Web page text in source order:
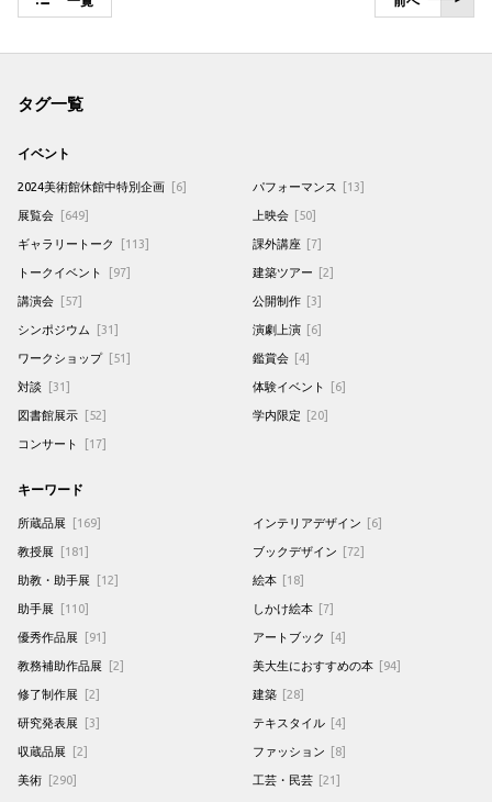
タグ一覧
イベント
2024美術館休館中特別企画 [6]
展覧会 [649]
ギャラリートーク [113]
トークイベント [97]
講演会 [57]
シンポジウム [31]
ワークショップ [51]
対談 [31]
図書館展示 [52]
コンサート [17]
パフォーマンス [13]
上映会 [50]
課外講座 [7]
建築ツアー [2]
公開制作 [3]
演劇上演 [6]
鑑賞会 [4]
体験イベント [6]
学内限定 [20]
キーワード
所蔵品展 [169]
教授展 [181]
助教・助手展 [12]
助手展 [110]
優秀作品展 [91]
教務補助作品展 [2]
修了制作展 [2]
研究発表展 [3]
収蔵品展 [2]
美術 [290]
インテリアデザイン [6]
ブックデザイン [72]
絵本 [18]
しかけ絵本 [7]
アートブック [4]
美大生におすすめの本 [94]
建築 [28]
テキスタイル [4]
ファッション [8]
工芸・民芸 [21]